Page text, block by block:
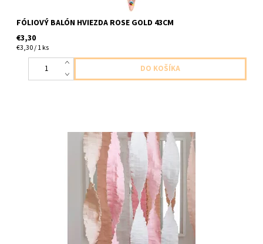
FÓLIOVÝ BALÓN HVIEZDA ROSE GOLD 43CM
€3,30
€3,30 / 1 ks
Papierové girlandy 3ks v baleni ( je možné girlandy rozdelit a
docieliť tak väčší počet farba biela ruzova marhulková velkost